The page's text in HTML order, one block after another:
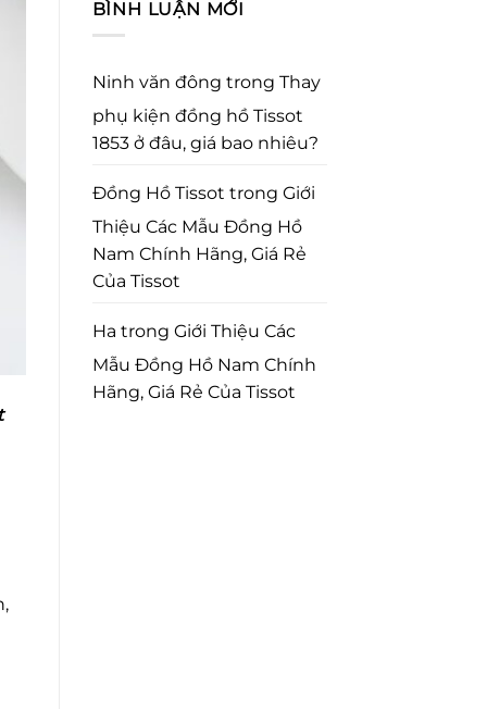
BÌNH LUẬN MỚI
Ninh văn đông trong Thay
phụ kiện đồng hồ Tissot
1853 ở đâu, giá bao nhiêu?
Đồng Hồ Tissot trong Giới
Thiệu Các Mẫu Đồng Hồ
Nam Chính Hãng, Giá Rẻ
Của Tissot
Ha trong Giới Thiệu Các
Mẫu Đồng Hồ Nam Chính
Hãng, Giá Rẻ Của Tissot